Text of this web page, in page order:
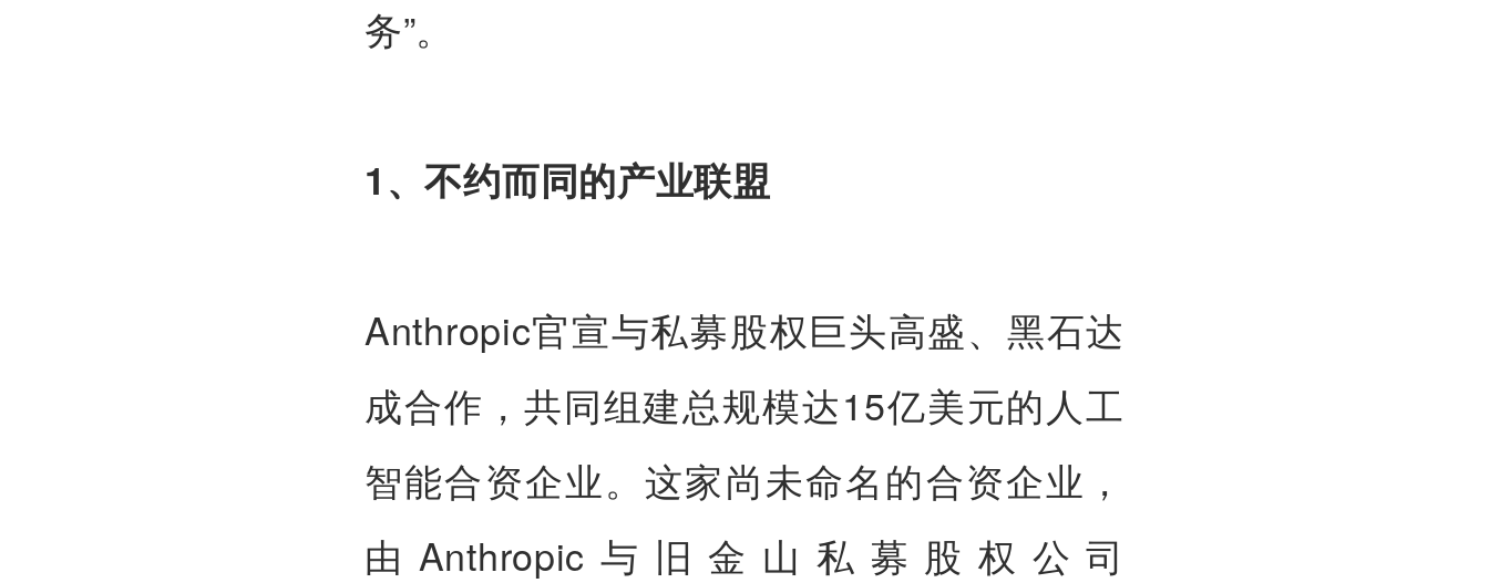
务”。
1、不约而同的产业联盟
Anthropic官宣与私募股权巨头高盛、黑石达
成合作，共同组建总规模达15亿美元的人工
智能合资企业。这家尚未命名的合资企业，
由Anthropic与旧金山私募股权公司